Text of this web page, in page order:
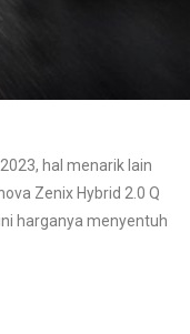
hal menarik lain
Zenix Hybrid 2.0 Q
harganya menyentuh